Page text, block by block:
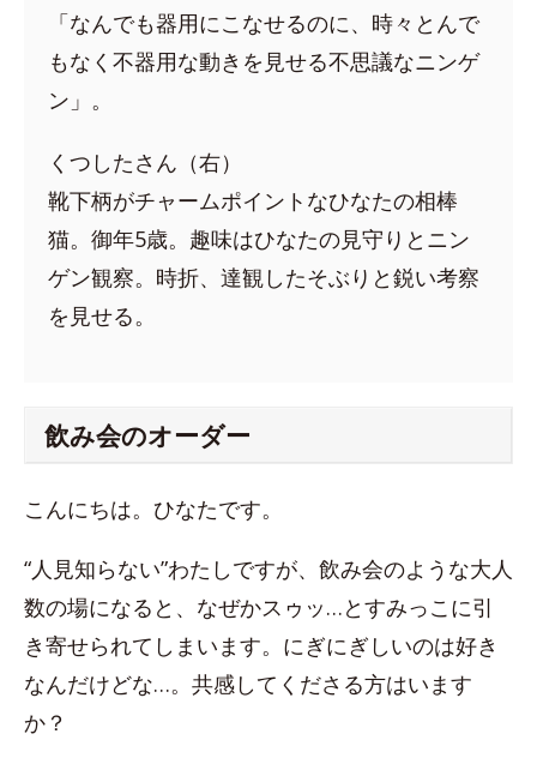
「なんでも器用にこなせるのに、時々とんで
もなく不器用な動きを見せる不思議なニンゲ
ン」。
くつしたさん（右）
靴下柄がチャームポイントなひなたの相棒
猫。御年5歳。趣味はひなたの見守りとニン
ゲン観察。時折、達観したそぶりと鋭い考察
を見せる。
飲み会のオーダー
こんにちは。ひなたです。
“人見知らない”わたしですが、飲み会のような大人
数の場になると、なぜかスゥッ…とすみっこに引
き寄せられてしまいます。にぎにぎしいのは好き
なんだけどな…。共感してくださる方はいます
か？